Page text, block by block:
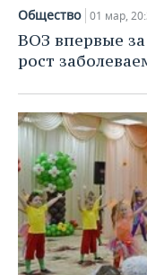
Общество 01 мар,
ВОЗ впервые за
рост